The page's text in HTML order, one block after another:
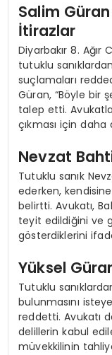
TEKNOLOJI
YAŞAM
Salim
İtirazlar
Diyarbakır 8.
tutuklu
suçlamaları
Güran, “Böyle bir
talep etti.
çıkması için daha
Nevzat
Tutuklu sanık
ederken,
belirtti. Avukatı,
teyit edildiğini ve
gösterdiklerini
Yüksel
Tutuklu
bulunmasını
reddetti. Avukatı
delillerin kabul
müvekkilinin